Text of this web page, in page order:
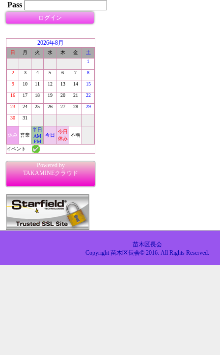
Pass
ログイン
2026年8月
日 月 火 水 木 金
土
1
2 3 4 5 6 7 8
9 10 11 12 13 14 15
16 17 18 19 20 21 22
23 24 25 26 27 28 29
30 31
休み 営業
半日
AM
PM
今日
今日
休み
不明
イベント
Powered by
TAKAMINEクラウド
苗木区長会
Copyright 苗木区長会© 2016. All Rights Reserved.